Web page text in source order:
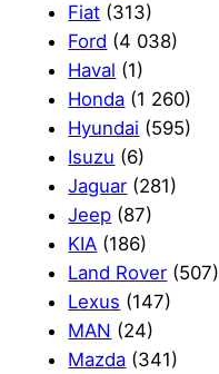
Fiat (313)
Ford (4 038)
Haval (1)
Honda (1 260)
Hyundai (595)
Isuzu (6)
Jaguar (281)
Jeep (87)
KIA (186)
Land Rover (507)
Lexus (147)
MAN (24)
Mazda (341)